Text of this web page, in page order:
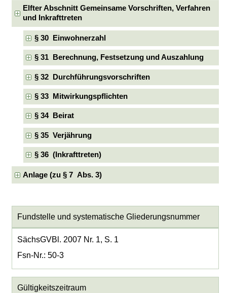
Elfter Abschnitt Gemeinsame Vorschriften, Verfahren
und Inkrafttreten
§ 30 Einwohnerzahl
§ 31 Berechnung, Festsetzung und Auszahlung
§ 32 Durchführungsvorschriften
§ 33 Mitwirkungspflichten
§ 34 Beirat
§ 35 Verjährung
§ 36 (Inkrafttreten)
Anlage (zu § 7 Abs. 3)
Fundstelle und systematische Gliederungsnummer
SächsGVBl. 2007 Nr. 1, S. 1
Fsn-Nr.: 50-3
Gültigkeitszeitraum